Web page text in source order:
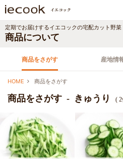
商品をさがす 産地情
定期でお届けするイエコックの宅配カット野菜
商品について
HOME 商品をさがす
商品をさがす - きゅうり (